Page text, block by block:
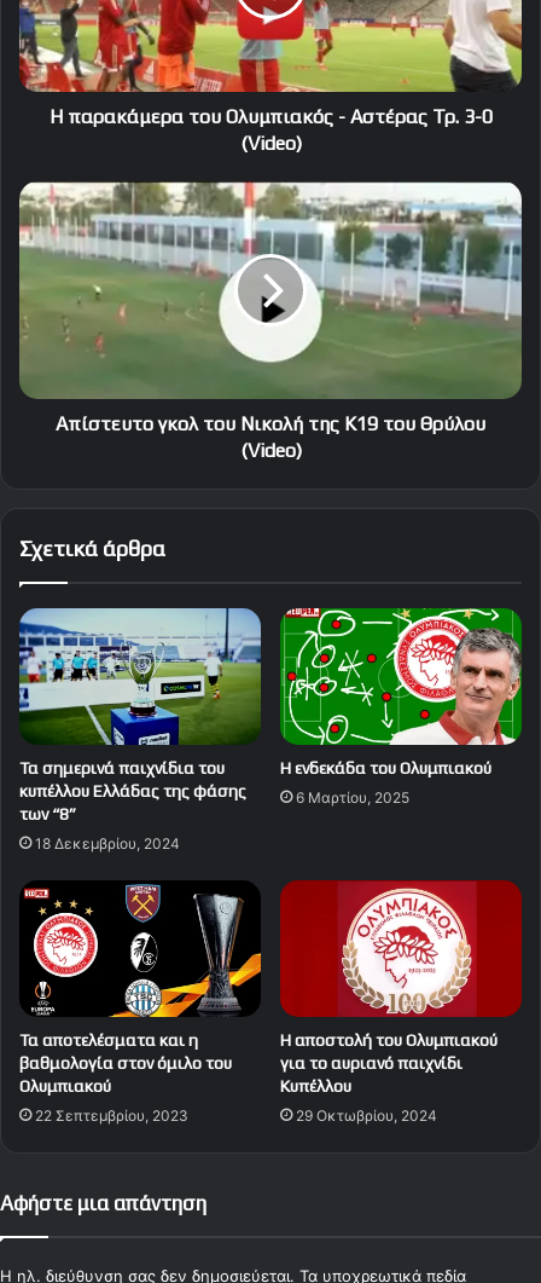
Αστέρας
Τρ.
3-
0
(Video)Η παρακάμερα του Ολυμπιακός - Αστέρας Τρ. 3-0
(Video)
Απίστευτο
γκολ
του
της
Κ19
του
(Video)
Απίστευτο γκολ του Νικολή της Κ19 του Θρύλου
(Video)
Σχετικά άρθρα
Τα σημερινά παιχνίδια του
κυπέλλου Ελλάδας της φάσης
των “8”
18 Δεκεμβρίου, 2024
Η ενδεκάδα του Ολυμπιακού
6 Μαρτίου, 2025
Τα αποτελέσματα και η
βαθμολογία στον όμιλο του
Ολυμπιακού
22 Σεπτεμβρίου, 2023
Η αποστολή του Ολυμπιακού
για το αυριανό παιχνίδι
Κυπέλλου
29 Οκτωβρίου, 2024
Αφήστε μια απάντηση
Η ηλ. διεύθυνση σας δεν δημοσιεύεται. Τα υποχρεωτικά πεδία